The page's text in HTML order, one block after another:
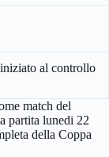
al controllo
match del
partita lunedi 22
della Coppa